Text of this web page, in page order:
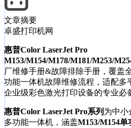
文章摘要
卓盛打印机网
惠普Color LaserJet Pro
M153/M154/M178/M181/M253/
厂维修手册&故障排除手册，覆盖
功能一体机故障维修流程，适配多
企业级彩色激光打印设备的专业必
惠普Color LaserJet Pro系列 为中小
多功能一体机，涵盖M153/M154单